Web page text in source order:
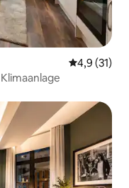
4,9 (31)